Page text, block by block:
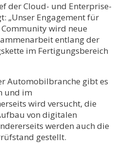
der Cloud- und Enterprise-
„Unser Engagement für
wird neue
entlang der
im Fertigungsbereich
Automobilbranche gibt es
und im
wird versucht, die
von digitalen
werden auch die
gestellt.